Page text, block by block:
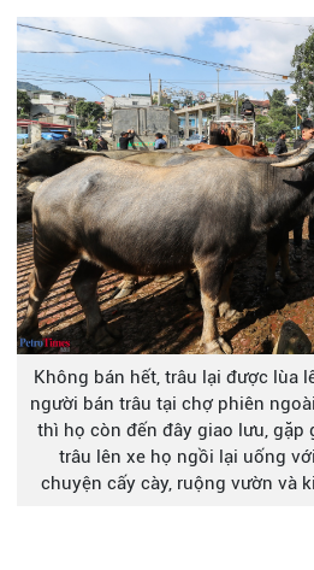
Không bán hết, trâu lại được lùa
người bán trâu tại chợ phiên
thì họ còn đến đây giao lưu, gặp
trâu lên xe họ ngồi lại uống
chuyện cấy cày, ruộng vườn và